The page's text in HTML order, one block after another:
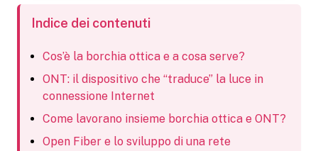
Indice dei contenuti
Cos’è la borchia ottica e a cosa serve?
ONT: il dispositivo che “traduce” la luce in
connessione Internet
Come lavorano insieme borchia ottica e ONT?
Open Fiber e lo sviluppo di una rete